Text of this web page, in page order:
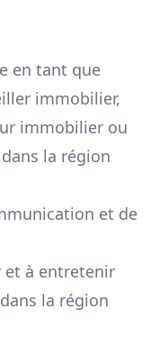
en tant que
immobilier,
immobilier ou
la région
et de
et à entretenir
la région